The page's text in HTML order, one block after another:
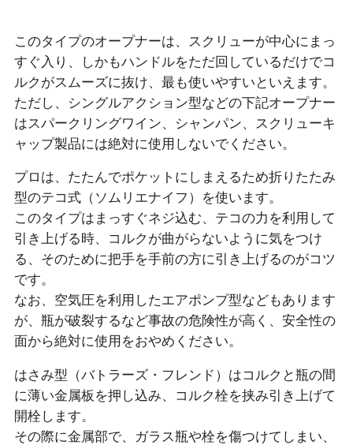
このタイプのオープナーは、スクリューが中心にまっ
すぐ入り、しかもハンドルをただ回しているだけでコ
ルクがスムーズに抜け、最も使いやすいといえます。
ただし、シングルアクション型などの下記オープナー
はスパークリングワイン、シャンパン、スクリューキ
ャップ製品には絶対に使用しないでください。
プロは、たたんでポケットにしまえるため折りたたみ
型のテコ式（ソムリエナイフ）を使います。
このタイプはまっすぐネジ込む、テコの力を利用して
引き上げる時、コルクが曲がらないように気をつけ
る、そのために把手を手前の方に引き上げるのがコツ
です。
なお、空気圧を利用したエアポンプ型などもあります
が、瓶が破裂するなど事故の危険性が高く、安全性の
面から絶対に使用をおやめください。
はさみ型（バトラーズ・フレンド）はコルクと瓶の間
に薄い金属板を押し込み、コルク栓を挟み引き上げて
開栓します。
その際に金属部で、ガラス瓶や栓を傷つけてしまい、